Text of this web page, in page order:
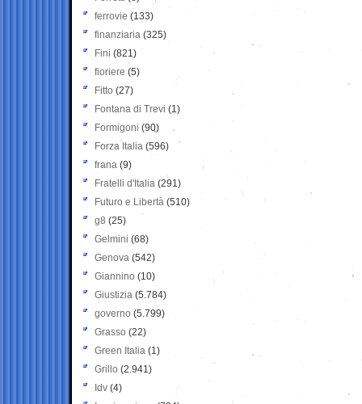
ferrovie (133)
finanziaria (325)
Fini (821)
fioriere (5)
Fitto (27)
Fontana di Trevi (1)
Formigoni (90)
Forza Italia (596)
frana (9)
Fratelli d'Italia (291)
Futuro e Libertà (510)
g8 (25)
Gelmini (68)
Genova (542)
Giannino (10)
Giustizia (5.784)
governo (5.799)
Grasso (22)
Green Italia (1)
Grillo (2.941)
Idv (4)